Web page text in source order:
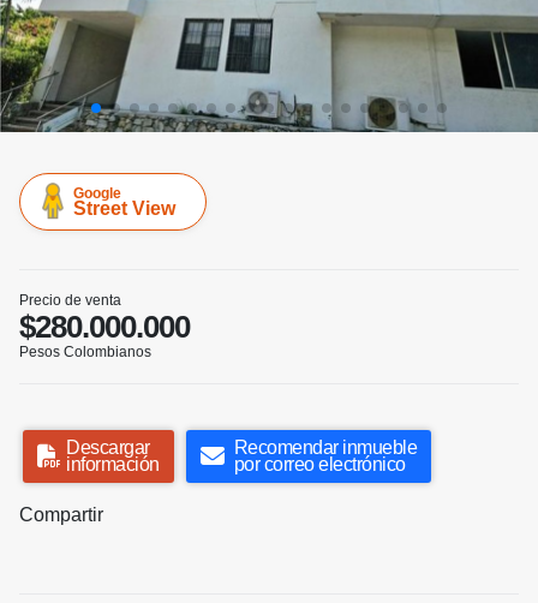
Google
Street View
Precio de venta
$280.000.000
Pesos Colombianos
Descargar
información
Recomendar inmueble
por correo electrónico
Compartir